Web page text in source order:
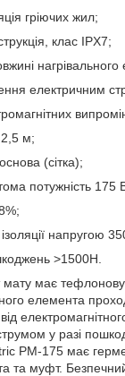
гріючих жил;
клас IPX7;
електричним
2,5 м;
(сітка);
потужність 175
напругою
>1500H.
мату має
елемента
у разі
PM-175 має
та муфт.